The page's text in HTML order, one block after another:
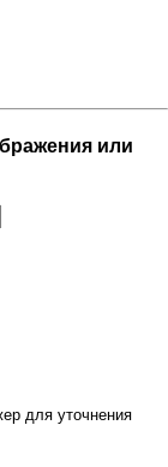
или
для уточнения